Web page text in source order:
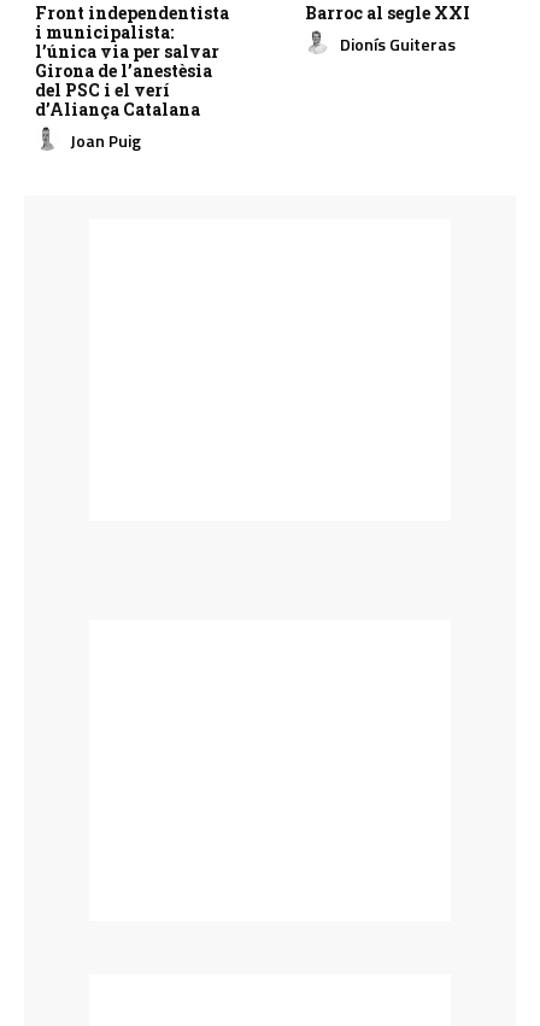
Front independentista
i municipalista:
l’única via per salvar
Girona de l’anestèsia
del PSC i el verí
d’Aliança Catalana
Joan Puig
Barroc al segle XXI
Dionís Guiteras